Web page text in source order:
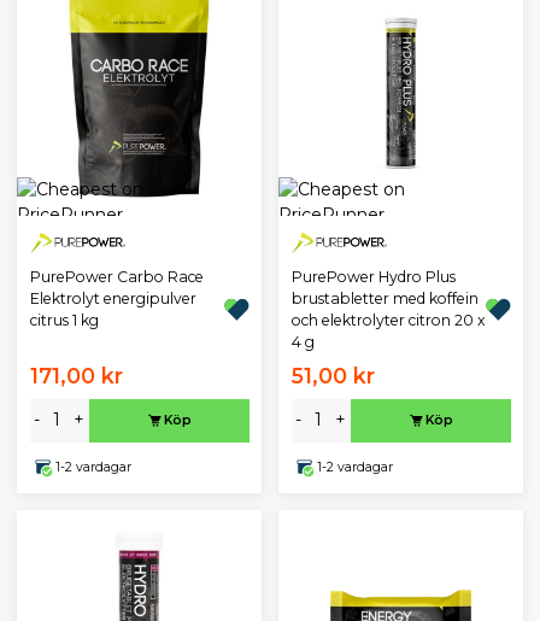
PurePower Carbo Race
Elektrolyt energipulver
citrus 1 kg
171,00 kr
- + Köp
1-2 vardagar
PurePower Hydro Plus
brustabletter med koffein
och elektrolyter citron 20 x
4 g
51,00 kr
- + Köp
1-2 vardagar